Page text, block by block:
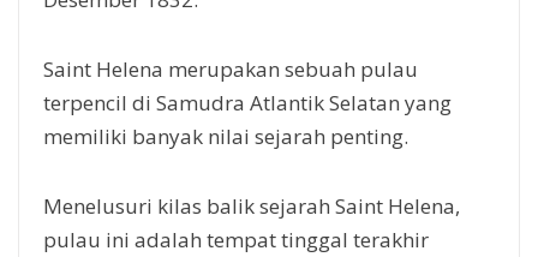
Saint Helena merupakan sebuah pulau
terpencil di Samudra Atlantik Selatan yang
memiliki banyak nilai sejarah penting.
Menelusuri kilas balik sejarah Saint Helena,
pulau ini adalah tempat tinggal terakhir